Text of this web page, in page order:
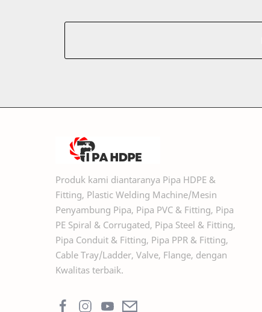
Produk kami diantaranya Pipa HDPE &
Fitting, Plastic Welding Machine/Mesin
Penyambung Pipa, Pipa PVC & Fitting, Pipa
PE Spiral & Corrugated, Pipa Steel & Fitting,
Pipa Conduit & Fitting, Pipa PPR & Fitting,
Cable Tray/Ladder, Valve, Flange, dengan
Kwalitas terbaik.